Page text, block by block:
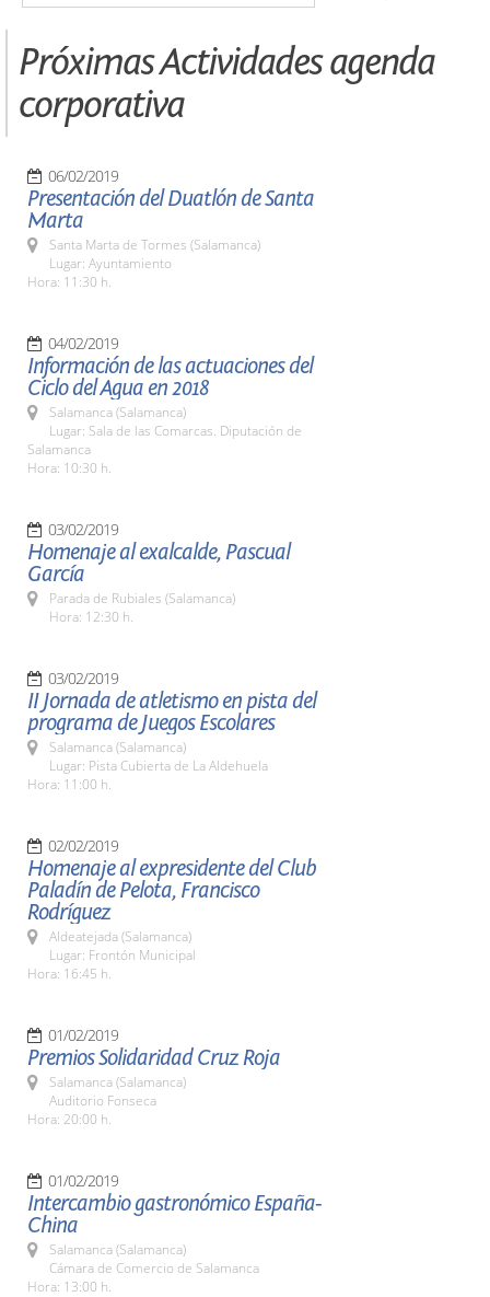
Próximas Actividades agenda
corporativa
06/02/2019
Presentación del Duatlón de Santa
Marta
Santa Marta de Tormes (Salamanca)
Lugar: Ayuntamiento
Hora: 11:30 h.
04/02/2019
Información de las actuaciones del
Ciclo del Agua en 2018
Salamanca (Salamanca)
Lugar: Sala de las Comarcas. Diputación de
Salamanca
Hora: 10:30 h.
03/02/2019
Homenaje al exalcalde, Pascual
García
Parada de Rubiales (Salamanca)
Hora: 12:30 h.
03/02/2019
II Jornada de atletismo en pista del
programa de Juegos Escolares
Salamanca (Salamanca)
Lugar: Pista Cubierta de La Aldehuela
Hora: 11:00 h.
02/02/2019
Homenaje al expresidente del Club
Paladín de Pelota, Francisco
Rodríguez
Aldeatejada (Salamanca)
Lugar: Frontón Municipal
Hora: 16:45 h.
01/02/2019
Premios Solidaridad Cruz Roja
Salamanca (Salamanca)
Auditorio Fonseca
Hora: 20:00 h.
01/02/2019
Intercambio gastronómico España-
China
Salamanca (Salamanca)
Cámara de Comercio de Salamanca
Hora: 13:00 h.